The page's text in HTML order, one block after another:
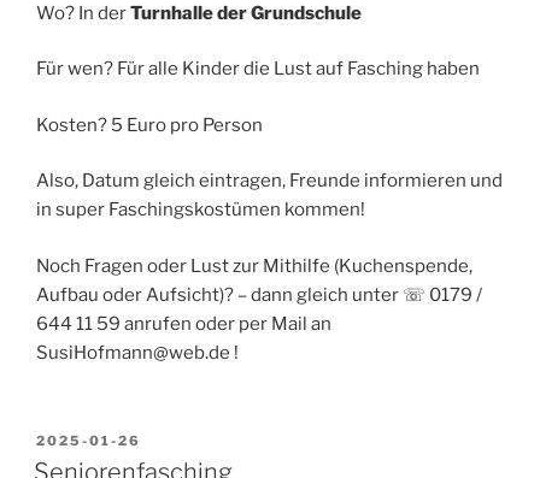
Wo? In derTurnhalle der Grundschule
Für wen? Für alle Kinder die Lust auf Fasching haben
Kosten? 5 Euro pro Person
Also, Datum gleich eintragen, Freunde informieren und
in super Faschingskostümen kommen!
Noch Fragen oder Lust zur Mithilfe (Kuchenspende,
Aufbau oder Aufsicht)? – dann gleich unter ☏ 0179 /
644 11 59 anrufen oder per Mail an
SusiHofmann@web.de !
VERÖFFENTLICHT
AM
2025-01-26
Seniorenfasching